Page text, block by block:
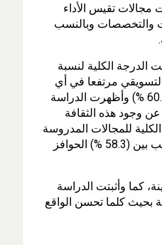
مجالات تقيس الأداء
والتخصصات وبالنسب
الدرجة الكلية لنسبة
يكن الأداء التسويقي مرتفعا في أي
من المحاور المدروسة حيث تراوحت (%65.2) وهي نسب متوسطة بالإجمال. – التقديرات ما بين (60.6 %) وأظهرت الدراسة
وجود هذه الثقافة
للمجالات المدروسة
هي (63.2 %)، وكانت (70 %)، وكان أدناها في نظام – المحاور بمجملها متوسطة حيث تراوحت النسب بين (58.3 %) الحوافز
كما وأثبتت الدراسة
بحيث كلما تحسن الواقع